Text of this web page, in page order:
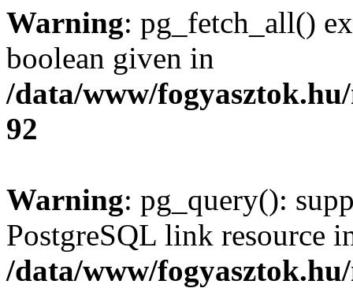
Warning: pg_fetch_all()
boolean given in
/data/www/
92
Warning: pg_query():
PostgreSQL link resource
/data/www/